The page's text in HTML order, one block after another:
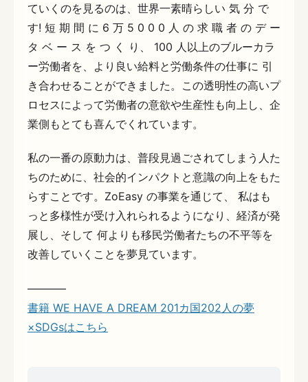
ていくのを見るのは、世界一素晴らしい 気 分 で
す! 短 期 間 に 6 万 5 0 0 0 人 の 求 職 者 の デ ー
タ ベ ー ス を つ く り、 100 人以上のブルーカラ
ー労働者を、より良い給料と労働条件の仕事に 引
き合わせることができました。この透明性の高いプ
ロセスによって労働者の意欲や生産性も向上し、企
業側もとても喜んでくれています。
私の一番の原動力は、普段見過ごされてしまう人た
ちのために、社会的インパクトと意識の向上をもた
らすことです。ZoEasy の事業を通じて、 私はも
っと多様性が受け入れられるようになり、経済が発
展し、そして 何よりも移民労働者たちの不平等を
改善していくことを夢見ています。
———–
書籍 WE HAVE A DREAM 201カ国202人の夢
×SDGsはこちら